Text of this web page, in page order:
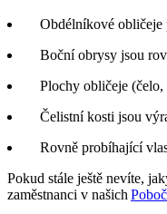
Obdélníkové obličeje
Boční obrysy jsou
Plochy obličeje (čelo,
Čelistní kosti jsou
Rovně probíhající
Pokud stále ještě nevíte,
zaměstnanci v našich